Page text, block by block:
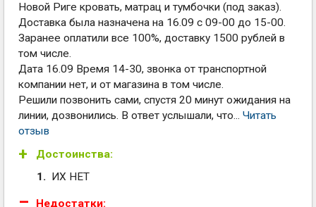
Новой Риге кровать, матрац и тумбочки (под заказ).
Доставка была назначена на 16.09 с 09-00 до 15-00.
Заранее оплатили все 100%, доставку 1500 рублей в
том числе.
Дата 16.09 Время 14-30, звонка от транспортной
компании нет, и от магазина в том числе.
Решили позвонить сами, спустя 20 минут ожидания на
линии, дозвонились. В ответ услышали, что... Читать
отзыв
Достоинства:
ИХ НЕТ
Недостатки: